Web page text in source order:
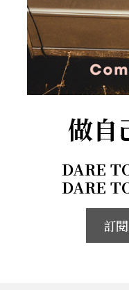
做自
DARE
DARE
訂